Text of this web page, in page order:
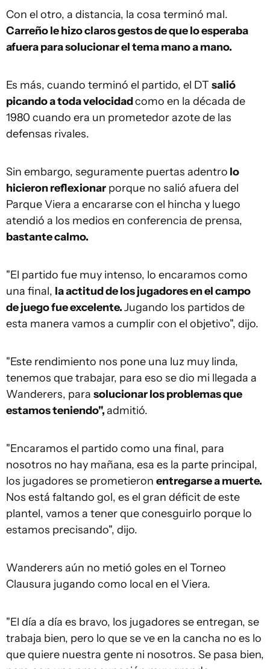
Con el otro, a distancia, la cosa terminó mal.
Carreño le hizo claros gestos de que lo esperaba
afuera para solucionar el tema mano a mano.
Es más, cuando terminó el partido, el DT salió
picando a toda velocidadcomo en la década de
1980 cuando era un prometedor azote de las
defensas rivales.
Sin embargo, seguramente puertas adentro lo
hicieron reflexionar porque no salió afuera del
Parque Viera a encararse con el hincha y luego
atendió a los medios en conferencia de prensa,
bastante calmo.
"El partido fue muy intenso, lo encaramos como
una final, la actitud de los jugadores en el campo
de juego fue excelente.Jugando los partidos de
esta manera vamos a cumplir con el objetivo", dijo.
"Este rendimiento nos pone una luz muy linda,
tenemos que trabajar, para eso se dio mi llegada a
Wanderers, para solucionar los problemas que
estamos teniendo",admitió.
"Encaramos el partido como una final, para
nosotros no hay mañana, esa es la parte principal,
los jugadores se prometieron entregarse a muerte.
Nos está faltando gol, es el gran déficit de este
plantel, vamos a tener que conesguirlo porque lo
estamos precisando", dijo.
Wanderers aún no metió goles en el Torneo
Clausura jugando como local en el Viera.
"El día a día es bravo, los jugadores se entregan, se
trabaja bien, pero lo que se ve en la cancha no es lo
que quiere nuestra gente ni nosotros. Se pasa bien,